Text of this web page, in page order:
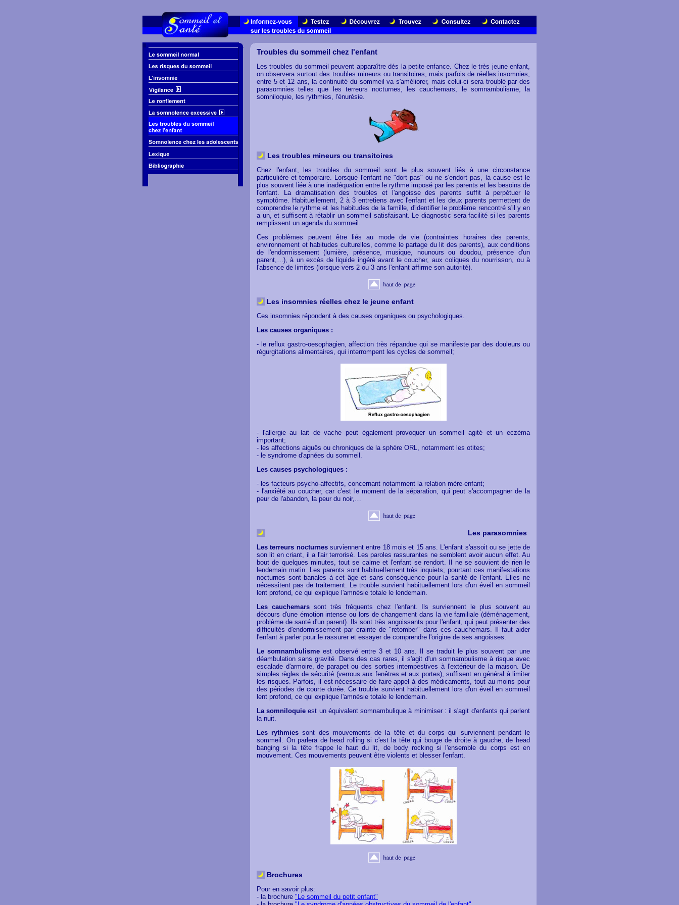
Troubles du sommeil chez l'enfant
Les troubles du sommeil peuvent apparaître dés la petite enfance. Chez le très jeune enfant,
on observera surtout des troubles mineurs ou transitoires, mais parfois de réelles insomnies;
entre 5 et 12 ans, la continuité du sommeil va s'améliorer, mais celui-ci sera troublé par des
parasomnies telles que les terreurs nocturnes, les cauchemars, le somnambulisme, la
somniloquie, les rythmies, l'énurésie.
Les troubles mineurs ou transitoires
Chez l'enfant, les troubles du sommeil sont le plus souvent liés à une circonstance
particulière et temporaire. Lorsque l'enfant ne "dort pas" ou ne s'endort pas, la cause est le
plus souvent liée à une inadéquation entre le rythme imposé par les parents et les besoins de
l'enfant. La dramatisation des troubles et l'angoisse des parents suffit à perpétuer le
symptôme. Habituellement, 2 à 3 entretiens avec l'enfant et les deux parents permettent de
comprendre le rythme et les habitudes de la famille, d'identifier le problème rencontré s'il y en
a un, et suffisent à rétablir un sommeil satisfaisant. Le diagnostic sera facilité si les parents
remplissent un agenda du sommeil.
Ces problèmes peuvent être liés au mode de vie (contraintes horaires des parents,
environnement et habitudes culturelles, comme le partage du lit des parents), aux conditions
de l'endormissement (lumière, présence, musique, nounours ou doudou, présence d'un
parent,…), à un excès de liquide ingéré avant le coucher, aux coliques du nourrisson, ou à
l'absence de limites (lorsque vers 2 ou 3 ans l'enfant affirme son autorité).
Les insomnies réelles chez le jeune enfant
Ces insomnies répondent à des causes organiques ou psychologiques.
Les causes organiques :
- le reflux gastro-oesophagien, affection très répandue qui se manifeste par des douleurs ou
régurgitations alimentaires, qui interrompent les cycles de sommeil;
- l'allergie au lait de vache peut également provoquer un sommeil agité et un eczéma
important;
- les affections aiguës ou chroniques de la sphère ORL, notamment les otites;
- le syndrome d'apnées du sommeil.
Les causes psychologiques :
- les facteurs psycho-affectifs, concernant notamment la relation mère-enfant;
- l'anxiété au coucher, car c'est le moment de la séparation, qui peut s'accompagner de la
peur de l'abandon, la peur du noir,…
Les parasomnies
Les terreurs nocturnessurviennent entre 18 mois et 15 ans. L'enfant s'assoit ou se jette de
son lit en criant, il a l'air terrorisé. Les paroles rassurantes ne semblent avoir aucun effet. Au
bout de quelques minutes, tout se calme et l'enfant se rendort. Il ne se souvient de rien le
lendemain matin. Les parents sont habituellement très inquiets; pourtant ces manifestations
nocturnes sont banales à cet âge et sans conséquence pour la santé de l'enfant. Elles ne
nécessitent pas de traitement. Le trouble survient habituellement lors d'un éveil en sommeil
lent profond, ce qui explique l'amnésie totale le lendemain.
Les cauchemars sont très fréquents chez l'enfant. Ils surviennent le plus souvent au
décours d'une émotion intense ou lors de changement dans la vie familiale (déménagement,
problème de santé d'un parent). Ils sont très angoissants pour l'enfant, qui peut présenter des
difficultés d'endormissement par crainte de "retomber" dans ces cauchemars. Il faut aider
l'enfant à parler pour le rassurer et essayer de comprendre l'origine de ses angoisses.
Le somnambulisme est observé entre 3 et 10 ans. Il se traduit le plus souvent par une
déambulation sans gravité. Dans des cas rares, il s'agit d'un somnambulisme à risque avec
escalade d'armoire, de parapet ou des sorties intempestives à l'extérieur de la maison. De
simples règles de sécurité (verrous aux fenêtres et aux portes), suffisent en général à limiter
les risques. Parfois, il est nécessaire de faire appel à des médicaments, tout au moins pour
des périodes de courte durée. Ce trouble survient habituellement lors d'un éveil en sommeil
lent profond, ce qui explique l'amnésie totale le lendemain.
La somniloquie est un équivalent somnambulique à minimiser : il s'agit d'enfants qui parlent
la nuit.
Les rythmies sont des mouvements de la tête et du corps qui surviennent pendant le
sommeil. On parlera de head rolling si c'est la tête qui bouge de droite à gauche, de head
banging si la tête frappe le haut du lit, de body rocking si l'ensemble du corps est en
mouvement. Ces mouvements peuvent être violents et blesser l'enfant.
Brochures
Pour en savoir plus:
- la brochure "Le sommeil du petit enfant"